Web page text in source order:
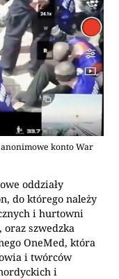
konto War
oddziały
do którego należy
i hurtowni
szwedzka
OneMed, która
i twórców
i